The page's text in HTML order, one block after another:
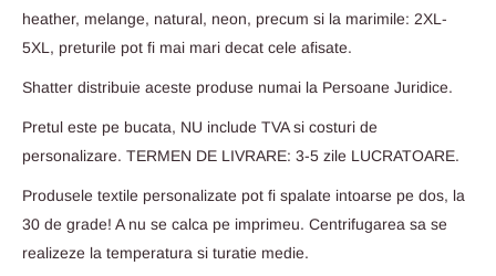
heather, melange, natural, neon, precum si la marimile: 2XL-
5XL, preturile pot fi mai mari decat cele afisate.
Shatter distribuie aceste produse numai la Persoane Juridice.
Pretul este pe bucata, NU include TVA si costuri de
personalizare. TERMEN DE LIVRARE: 3-5 zile LUCRATOARE.
Produsele textile personalizate pot fi spalate intoarse pe dos, la
30 de grade! A nu se calca pe imprimeu. Centrifugarea sa se
realizeze la temperatura si turatie medie.